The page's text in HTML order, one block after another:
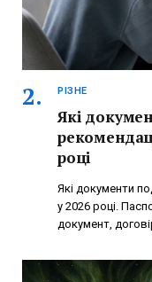
РІЗНЕ
Які
році
Які документи
у 2026 році.
документ,